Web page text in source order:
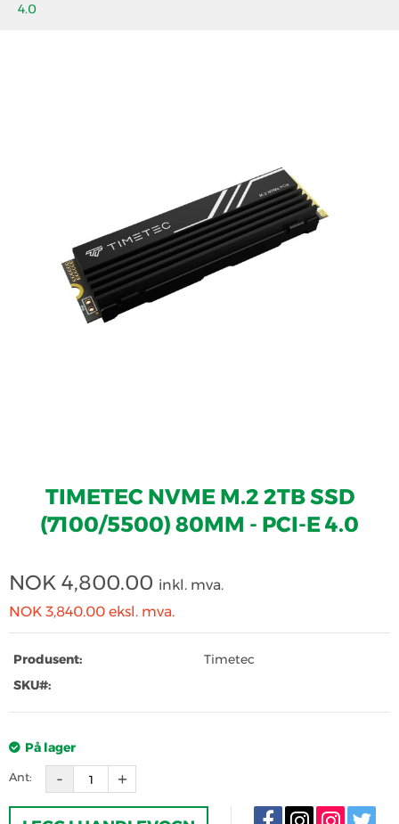
4.0
TIMETEC NVME M.2 2TB SSD
(7100/5500) 80MM - PCI-E 4.0
NOK 4,800.00 inkl. mva.
NOK 3,840.00 eksl. mva.
Produsent:
Timetec
SKU#:
På lager
Ant: